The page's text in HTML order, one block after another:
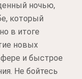
ночью,
который
в итоге
новых
и быстрое
Не бойтесь